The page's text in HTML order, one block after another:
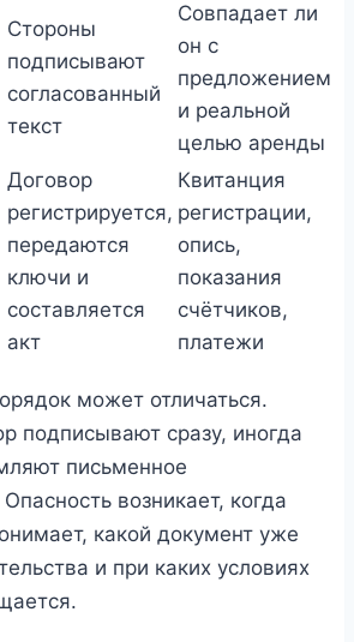
Стороны
подписывают
согласованный
текст
Совпадает ли
он с
предложением
и реальной
целью аренды
Договор
регистрируется,
передаются
ключи и
составляется
акт
Квитанция
регистрации,
опись,
показания
счётчиков,
платежи
может отличаться.
подписывают сразу, иногда
письменное
возникает, когда
какой документ уже
и при каких условиях